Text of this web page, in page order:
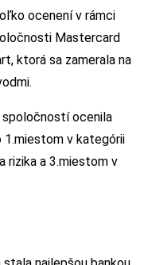
ocenení v rámci
Mastercard
ktorá sa zamerala na
spoločností ocenila
1.miestom v kategórii
rizika a 3.miestom v